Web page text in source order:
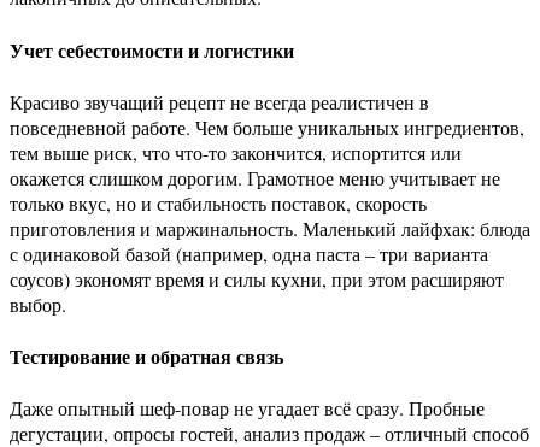
Учет себестоимости и логистики
Красиво звучащий рецепт не всегда реалистичен в
повседневной работе. Чем больше уникальных ингредиентов,
тем выше риск, что что-то закончится, испортится или
окажется слишком дорогим. Грамотное меню учитывает не
только вкус, но и стабильность поставок, скорость
приготовления и маржинальность. Маленький лайфхак: блюда
с одинаковой базой (например, одна паста – три варианта
соусов) экономят время и силы кухни, при этом расширяют
выбор.
Тестирование и обратная связь
Даже опытный шеф-повар не угадает всё сразу. Пробные
дегустации, опросы гостей, анализ продаж – отличный способ